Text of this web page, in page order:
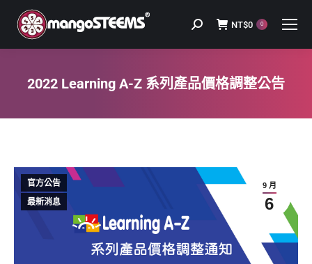
Search: NT$0 0
2022 Learning A-Z 系列產品價格調整公告
9 月
6
官方公告
最新消息